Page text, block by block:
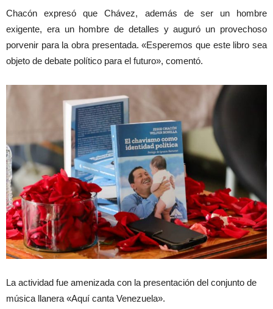
Chacón expresó que Chávez, además de ser un hombre
exigente, era un hombre de detalles y auguró un provechoso
porvenir para la obra presentada. «Esperemos que este libro sea
objeto de debate político para el futuro», comentó.
La actividad fue amenizada con la presentación del conjunto de
música llanera «Aquí canta Venezuela».